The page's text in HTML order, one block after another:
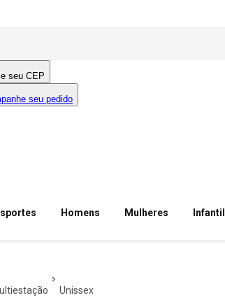
seu CEP
seu pedido
Homens Mulheres Infantil
multiestação unissex